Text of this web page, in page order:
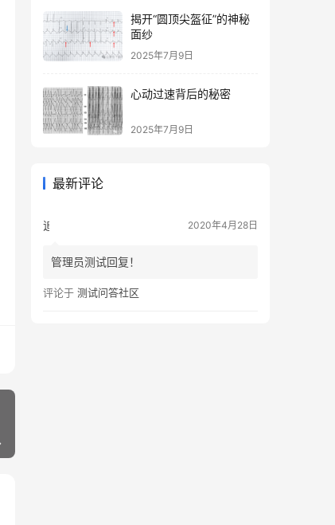
揭开“圆顶尖盔征”的神秘
面纱
2025年7月9日
心动过速背后的秘密
2025年7月9日
最新评论
2020年4月28日
管理员测试回复！
评论于 测试问答社区